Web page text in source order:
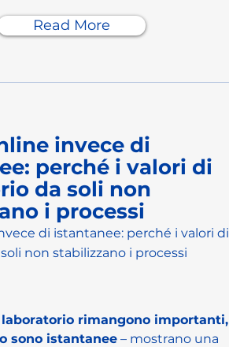
Read More
invece di
perché i valori di
da soli non
i processi
di istantanee: perché i valori di
non stabilizzano i processi
rimangono importanti,
sono istantanee – mostrano una